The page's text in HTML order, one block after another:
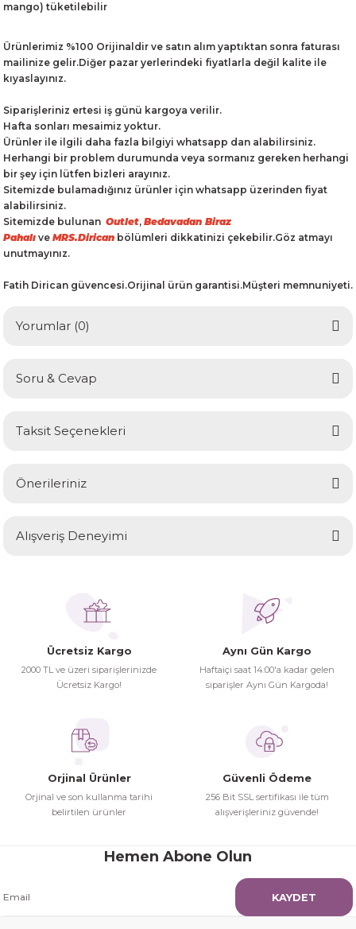
mango) tüketilebilir
Ürünlerimiz %100 Orijinaldir ve satın alım yaptıktan sonra faturası
mailinize gelir.Diğer pazar yerlerindeki fiyatlarla değil kalite ile
kıyaslayınız.
Siparişleriniz ertesi iş günü kargoya verilir.
Hafta sonları mesaimiz yoktur.
Ürünler ile ilgili daha fazla bilgiyi whatsapp dan alabilirsiniz.
Herhangi bir problem durumunda veya sormanız gereken herhangi
bir şey için lütfen bizleri arayınız.
Sitemizde bulamadığınız ürünler için whatsapp üzerinden fiyat
alabilirsiniz.
Sitemizde bulunan Outlet, Bedavadan Biraz
Pahalı ve MRS.Dirican bölümleri dikkatinizi çekebilir.Göz atmayı
unutmayınız.
Fatih Dirican güvencesi.Orijinal ürün garantisi.Müşteri memnuniyeti.
Yorumlar (0)
Soru & Cevap
Taksit Seçenekleri
Önerileriniz
konularda yetersiz gördüğünüz noktaları öneri formunu
Ürün resmi kalitesiz, bozuk veya görüntülenemiyor.
Ürün fiyatı diğer sitelerden daha pahalı.
Alışveriş Deneyimi
Turgay Baki | 30/06/2026
Turgay Baki | 30/06/2026
Hamit Çakıcı | 15/04/2026
yaşamadım 2. gün elimde oldu
Hamit Çakıcı | 15/04/2026
çok iyi ve dürüst esnaf
Ücretsiz Kargo
2000 TL ve üzeri siparişlerinizde
Ücretsiz Kargo!
Aynı Gün Kargo
Haftaiçi saat 14:00'a kadar gelen
siparişler Aynı Gün Kargoda!
Orjinal Ürünler
Orjinal ve son kullanma tarihi
belirtilen ürünler
Güvenli Ödeme
256 Bit SSL sertifikası ile tüm
alışverişleriniz güvende!
Hemen Abone Olun
KAYDET